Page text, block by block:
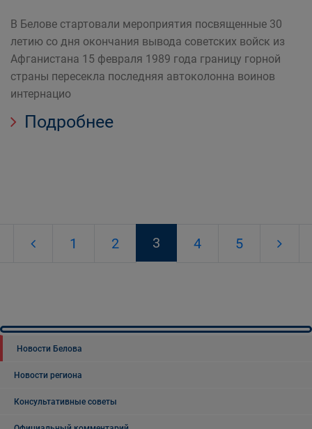
В Белове стартовали мероприятия посвященные 30
летию со дня окончания вывода советских войск из
Афганистана 15 февраля 1989 года границу горной
страны пересекла последняя автоколонна воинов
интернацио
Подробнее
1 2 3 4 5
Новости Белова
Новости региона
Консультативные советы